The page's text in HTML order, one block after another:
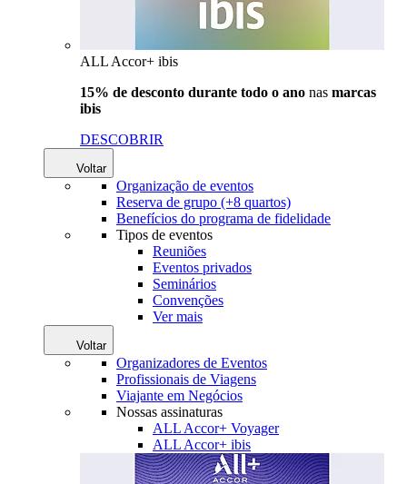
ALL Accor+ ibis
15% de desconto durante todo o ano nas marcas
ibis
DESCOBRIR
Voltar
Organização de eventos
Reserva de grupo (+8 quartos)
Benefícios do programa de fidelidade
Tipos de eventos
Reuniões
Eventos privados
Seminários
Convenções
Ver mais
Voltar
Organizadores de Eventos
Profissionais de Viagens
Viajante em Negócios
Nossas assinaturas
ALL Accor+ Voyager
ALL Accor+ ibis